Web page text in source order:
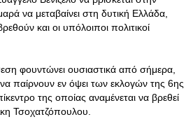
να μεταβαίνει στη δυτική Ελλάδα,
και οι υπόλοιποι πολιτικοί
φουντώνει ουσιαστικά από σήμερα,
να παίρνουν εν όψει των εκλογών της 6ης
της οποίας αναμένεται να βρεθεί
Τσοχατζόπουλου.